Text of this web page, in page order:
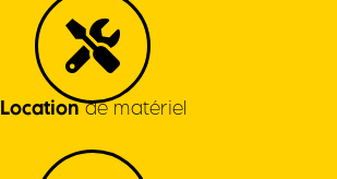
Locationde matériel